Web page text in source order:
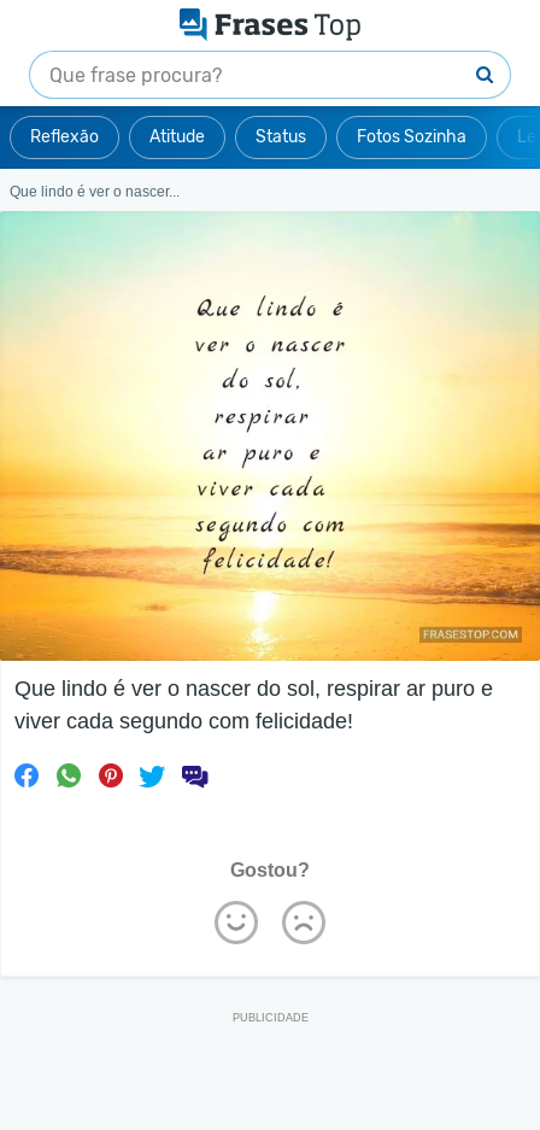
Reflexão Atitude Status Fotos Sozinha
Que lindo é ver o nascer...
Que lindo é ver o nascer do sol, respirar ar puro e
viver cada segundo com felicidade!
Gostou?